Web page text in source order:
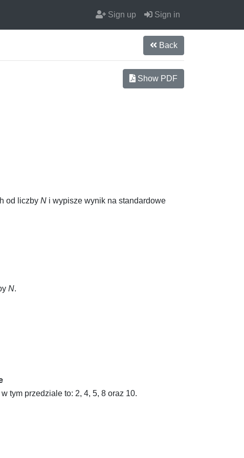
Sign up Sign in
Back
Show PDF
od liczby N i wypisze wynik na standardowe
N.
tym przedziale to: 2, 4, 5, 8 oraz 10.